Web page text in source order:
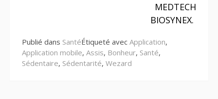
MEDTECH
BIOSYNEX.
Publié dans SantéÉtiqueté avec Application,
Application mobile, Assis, Bonheur, Santé,
Sédentaire, Sédentarité, Wezard